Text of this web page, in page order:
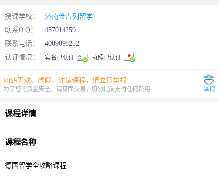
授课学校：
济南金吉列留学
联系Q Q：
457014259
联系电话：
4009098252
认证情况：
实名已认证 执照已认证
如遇无效、虚假、诈骗课程，请立即举报
为了您的资金安全，请见面交易，切勿提前支付任何费用 举报
课程详情
课程名称
德国留学全攻略课程